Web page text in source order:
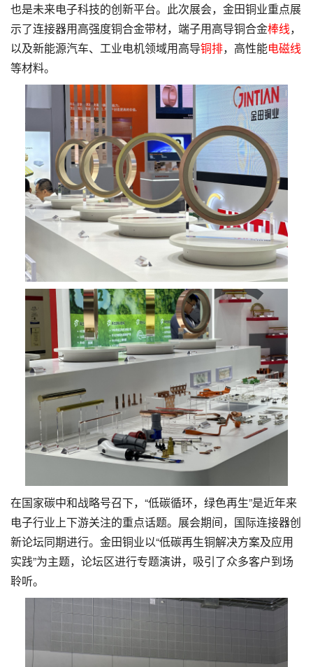
也是未来电子科技的创新平台。此次展会，金田铜业重点展
示了连接器用高强度铜合金带材，端子用高导铜合金棒线，
以及新能源汽车、工业电机领域用高导铜排，高性能电磁线
等材料。
在国家碳中和战略号召下，“低碳循环，绿色再生”是近年来
电子行业上下游关注的重点话题。展会期间，国际连接器创
新论坛同期进行。金田铜业以“低碳再生铜解决方案及应用
实践”为主题，论坛区进行专题演讲，吸引了众多客户到场
聆听。